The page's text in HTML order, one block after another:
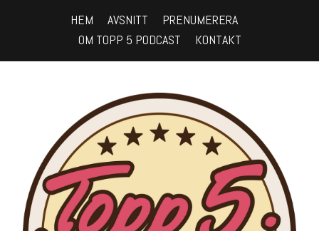
HEM AVSNITT
PRENUMERERA
OM TOPP 5 PODCAST
KONTAKT